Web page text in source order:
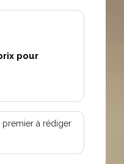
pour
premier à rédiger